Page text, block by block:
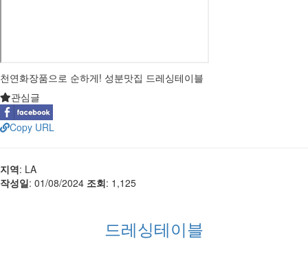
천연화장품으로 순하게! 성분맛집 드레싱테이블
관심글
Copy URL
지역: LA
작성일: 01/08/2024 조회: 1,125
드레싱테이블